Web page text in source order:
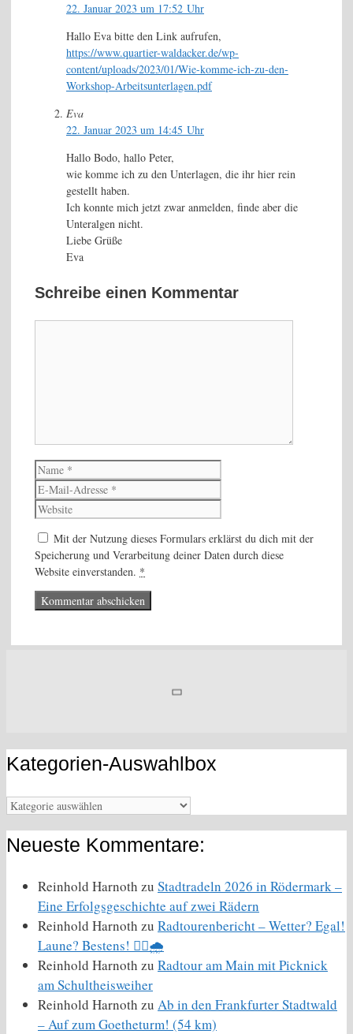
22. Januar 2023 um 17:52 Uhr
Hallo Eva bitte den Link aufrufen,
https://www.quartier-waldacker.de/wp-
content/uploads/2023/01/Wie-komme-ich-zu-den-
Workshop-Arbeitsunterlagen.pdf
Eva
22. Januar 2023 um 14:45 Uhr
Hallo Bodo, hallo Peter,
wie komme ich zu den Unterlagen, die ihr hier rein
gestellt haben.
Ich konnte mich jetzt zwar anmelden, finde aber die
Unteralgen nicht.
Liebe Grüße
Eva
Schreibe einen Kommentar
Name
Mail-
Adresse
Mit der Nutzung dieses Formulars erklärst du dich mit der
Speicherung und Verarbeitung deiner Daten durch diese
Website einverstanden. *
Kategorien-Auswahlbox
Kategorien-
Neueste Kommentare:
Reinhold Harnoth zu Stadtradeln 2026 in Rödermark –
Eine Erfolgsgeschichte auf zwei Rädern
Reinhold Harnoth zu Radtourenbericht – Wetter? Egal!
Laune? Bestens! 🚴‍♀️🌧️
Reinhold Harnoth zu Radtour am Main mit Picknick
am Schultheisweiher
Reinhold Harnoth zu Ab in den Frankfurter Stadtwald
– Auf zum Goetheturm! (54 km)